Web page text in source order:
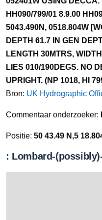
HH090/799/01 8.9.00
5043.490N, 0518.804W
DEPTH 61.7 IN GEN
LENGTH 30MTRS,
LIES 010/190DEGS. NO
UPRIGHT. (NP 1018, HI
Bron: UK Hydrographic
Commentaar onderzoeker:
Positie: 50 43.49 N,5
: Lombard-